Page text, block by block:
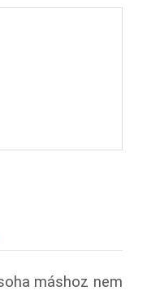
máshoz nem